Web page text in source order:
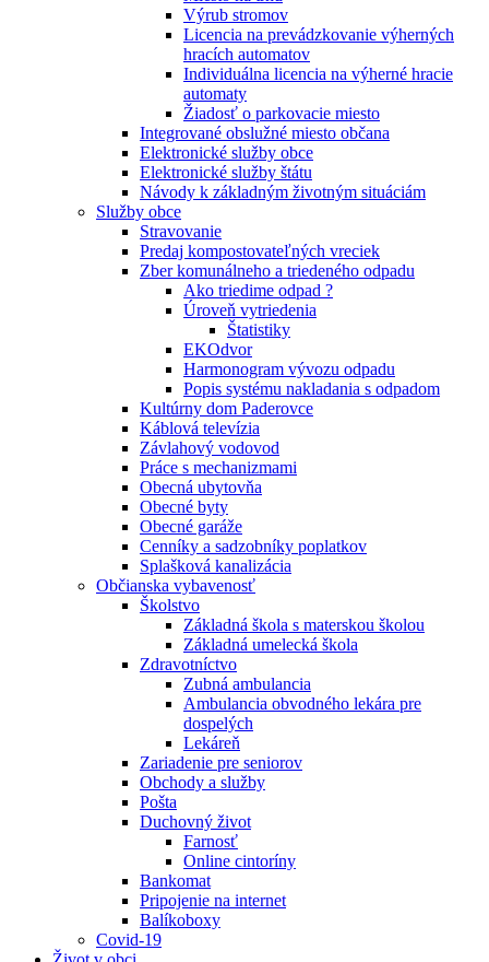
Výrub stromov
Licencia na prevádzkovanie výherných
hracích automatov
Individuálna licencia na výherné hracie
automaty
Žiadosť o parkovacie miesto
Integrované obslužné miesto občana
Elektronické služby obce
Elektronické služby štátu
Návody k základným životným situáciám
Služby obce
Stravovanie
Predaj kompostovateľných vreciek
Zber komunálneho a triedeného odpadu
Ako triedime odpad ?
Úroveň vytriedenia
Štatistiky
EKOdvor
Harmonogram vývozu odpadu
Popis systému nakladania s odpadom
Kultúrny dom Paderovce
Káblová televízia
Závlahový vodovod
Práce s mechanizmami
Obecná ubytovňa
Obecné byty
Obecné garáže
Cenníky a sadzobníky poplatkov
Splašková kanalizácia
Občianska vybavenosť
Školstvo
Základná škola s materskou školou
Základná umelecká škola
Zdravotníctvo
Zubná ambulancia
Ambulancia obvodného lekára pre
dospelých
Lekáreň
Zariadenie pre seniorov
Obchody a služby
Pošta
Duchovný život
Farnosť
Online cintoríny
Bankomat
Pripojenie na internet
Balíkoboxy
Covid-19